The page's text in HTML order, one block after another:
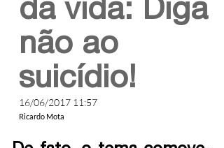
não ao
suicídio!
16/06/2017 11:57
Ricardo Mota